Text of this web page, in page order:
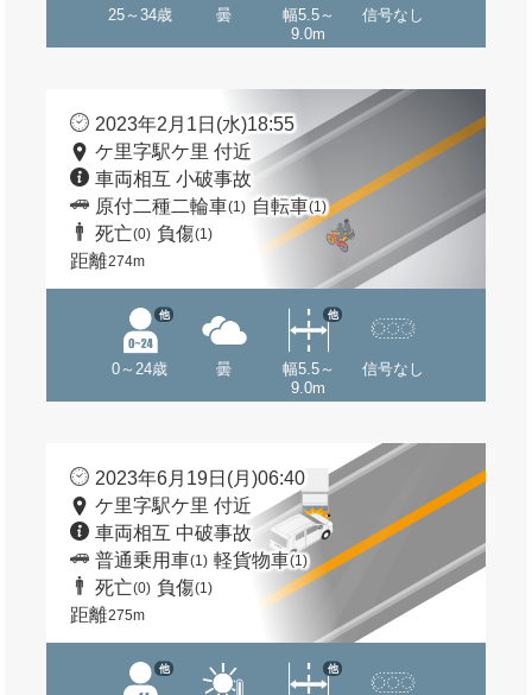
25～34歳 曇
幅5.5～
9.0m
信号なし
2023年2月1日(水)18:55
ケ里字駅ケ里 付近
車両相互 小破事故
原付二種二輪車(1) 自転車(1)
死亡(0) 負傷(1)
距離274m
0～24歳
他
曇
幅5.5～
9.0m
他
信号なし
2023年6月19日(月)06:40
ケ里字駅ケ里 付近
車両相互 中破事故
普通乗用車(1) 軽貨物車(1)
死亡(0) 負傷(1)
距離275m
他 他